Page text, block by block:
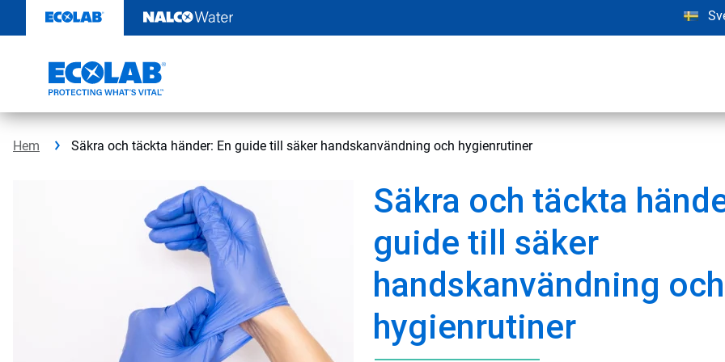
innehåll
Hem Säkra och täckta händer: En guide till säker handskanvändning och hygienrutiner
Säkra och täckta
guide till säker
handskanvändning och
hygienrutiner